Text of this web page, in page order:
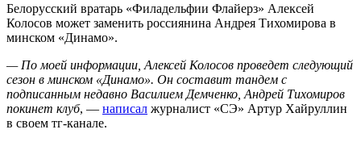
Белорусский вратарь «Филадельфии Флайерз» Алексей
Колосов может заменить россиянина Андрея Тихомирова в
минском «Динамо».
— По моей информации, Алексей Колосов проведет следующий
сезон в минском «Динамо». Он составит тандем с
подписанным недавно Василием Демченко, Андрей Тихомиров
покинет клуб, — написал журналист «СЭ» Артур Хайруллин
в своем тг-канале.